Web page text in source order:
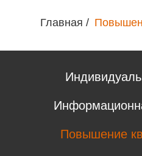
Главная /
Повышение